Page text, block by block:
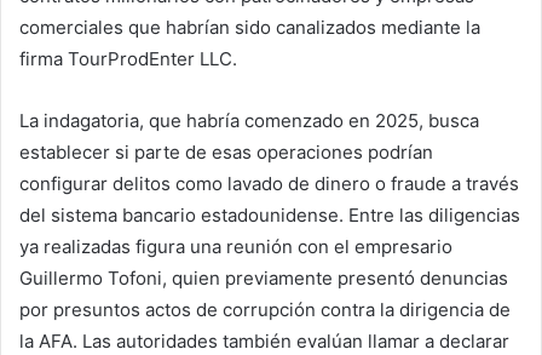
comerciales que habrían sido canalizados mediante la
firma TourProdEnter LLC.
La indagatoria, que habría comenzado en 2025, busca
establecer si parte de esas operaciones podrían
configurar delitos como lavado de dinero o fraude a través
del sistema bancario estadounidense. Entre las diligencias
ya realizadas figura una reunión con el empresario
Guillermo Tofoni, quien previamente presentó denuncias
por presuntos actos de corrupción contra la dirigencia de
la AFA. Las autoridades también evalúan llamar a declarar